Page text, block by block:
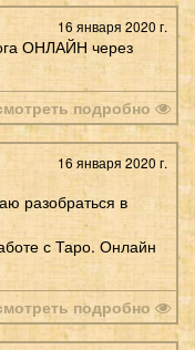
16 января 2020 г.
ОНЛАЙН через
подробно
16 января 2020 г.
разобраться в
с Таро. Онлайн
подробно